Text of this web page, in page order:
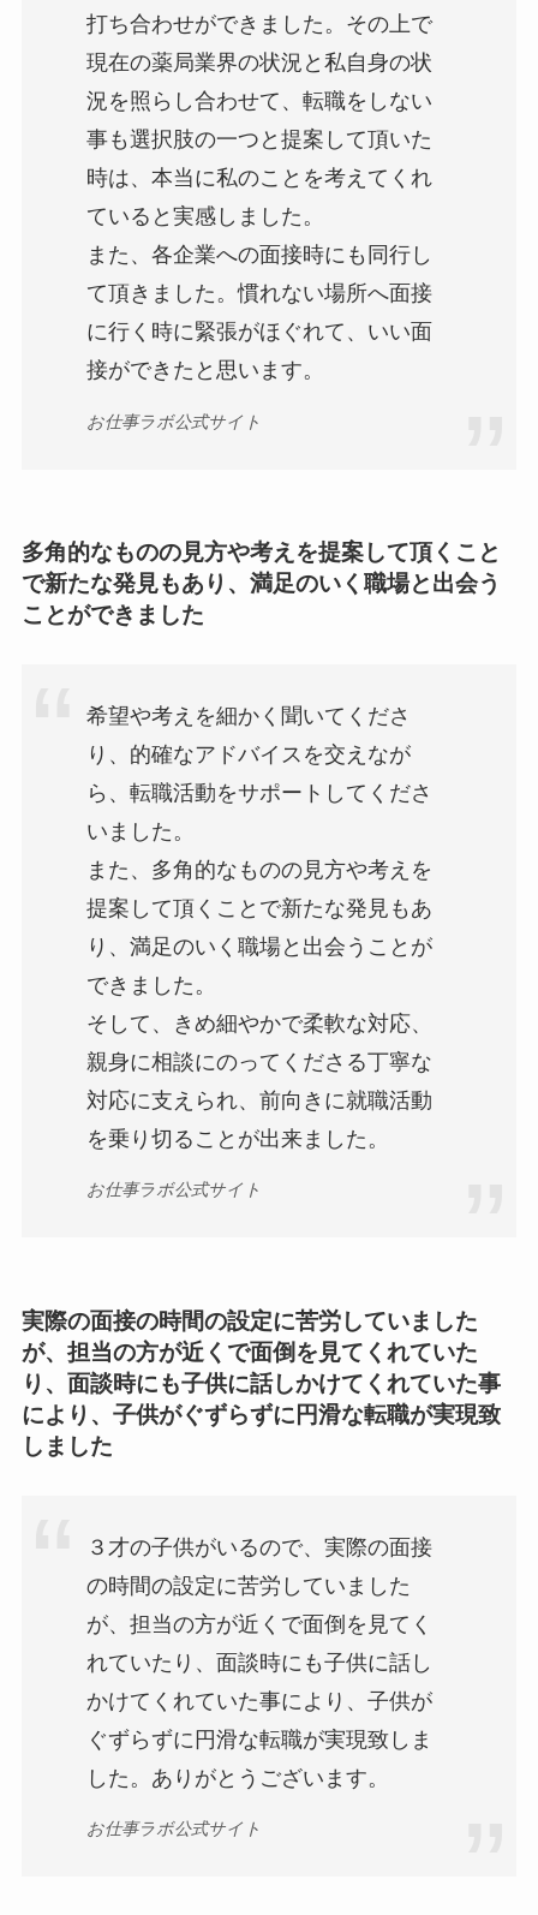
打ち合わせができました。その上で
現在の薬局業界の状況と私自身の状
況を照らし合わせて、転職をしない
事も選択肢の一つと提案して頂いた
時は、本当に私のことを考えてくれ
ていると実感しました。
また、各企業への面接時にも同行し
て頂きました。慣れない場所へ面接
に行く時に緊張がほぐれて、いい面
接ができたと思います。
お仕事ラボ公式サイト
多角的なものの見方や考えを提案して頂くこと
で新たな発見もあり、満足のいく職場と出会う
ことができました
希望や考えを細かく聞いてくださ
り、的確なアドバイスを交えなが
ら、転職活動をサポートしてくださ
いました。
また、多角的なものの見方や考えを
提案して頂くことで新たな発見もあ
り、満足のいく職場と出会うことが
できました。
そして、きめ細やかで柔軟な対応、
親身に相談にのってくださる丁寧な
対応に支えられ、前向きに就職活動
を乗り切ることが出来ました。
お仕事ラボ公式サイト
実際の面接の時間の設定に苦労していました
が、担当の方が近くで面倒を見てくれていた
り、面談時にも子供に話しかけてくれていた事
により、子供がぐずらずに円滑な転職が実現致
しました
３才の子供がいるので、実際の面接
の時間の設定に苦労していました
が、担当の方が近くで面倒を見てく
れていたり、面談時にも子供に話し
かけてくれていた事により、子供が
ぐずらずに円滑な転職が実現致しま
した。ありがとうございます。
お仕事ラボ公式サイト